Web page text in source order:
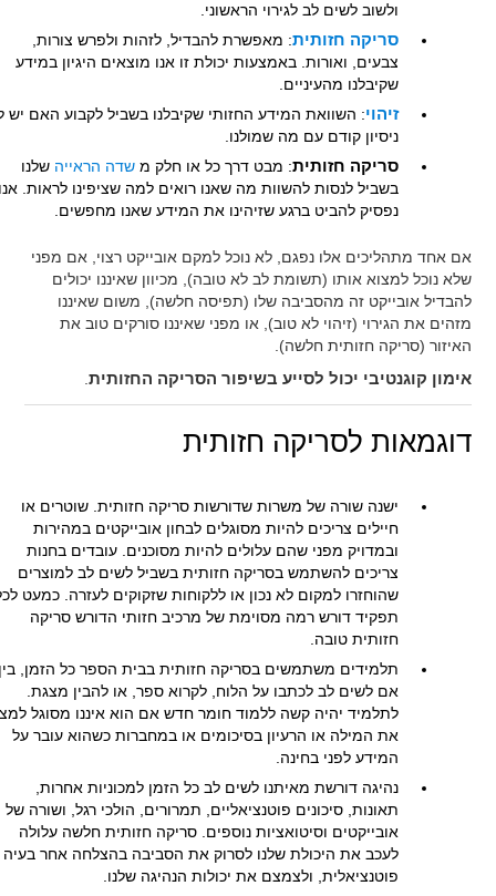
ולשוב לשים לב לגירוי הראשוני.
סריקה חזותית: מאפשרת להבדיל, לזהות ולפרש צורות,
צבעים, ואורות. באמצעות יכולת זו אנו מוצאים היגיון במידע
שקיבלנו מהעיניים.
זיהוי: השוואת המידע החזותי שקיבלנו בשביל לקבוע האם יש
ניסיון קודם עם מה שמולנו.
סריקה חזותית: מבט דרך כל או חלק מ שדה הראייה שלנו
בשביל לנסות להשוות מה שאנו רואים למה שציפינו לראות.
נפסיק להביט ברגע שזיהינו את המידע שאנו מחפשים.
אם אחד מתהליכים אלו נפגם, לא נוכל למקם אובייקט רצוי, אם מפני
שלא נוכל למצוא אותו (תשומת לב לא טובה), מכיוון שאיננו יכולים
להבדיל אובייקט זה מהסביבה שלו (תפיסה חלשה), משום שאיננו
מזהים את הגירוי (זיהוי לא טוב), או מפני שאיננו סורקים טוב את
האיזור (סריקה חזותית חלשה).
אימון קוגנטיבי יכול לסייע בשיפור הסריקה החזותית
דוגמאות לסריקה חזותית
ישנה שורה של משרות שדורשות סריקה חזותית. שוטרים או
חיילים צריכים להיות מסוגלים לבחון אובייקטים במהירות
ובמדויק מפני שהם עלולים להיות מסוכנים. עובדים בחנות
צריכים להשתמש בסריקה חזותית בשביל לשים לב למוצרים
שהוחזרו למקום לא נכון או ללקוחות שזקוקים לעזרה. כמעט
תפקיד דורש רמה מסוימת של מרכיב חזותי הדורש סריקה
חזותית טובה.
תלמידים משתמשים בסריקה חזותית בבית הספר כל הזמן,
אם לשים לב לכתבו על הלוח, לקרוא ספר, או להבין מצגת.
לתלמיד יהיה קשה ללמוד חומר חדש אם הוא איננו מסוגל
את המילה או הרעיון בסיכומים או במחברות כשהוא עובר על
המידע לפני בחינה.
נהיגה דורשת מאיתנו לשים לב כל הזמן למכוניות אחרות,
תאונות, סיכונים פוטנציאליים, תמרורים, הולכי רגל, ושורה של
אובייקטים וסיטואציות נוספים. סריקה חזותית חלשה עלולה
לעכב את היכולת שלנו לסרוק את הסביבה בהצלחה אחר בעיה
פוטנציאלית, ולצמצם את יכולות הנהיגה שלנו.